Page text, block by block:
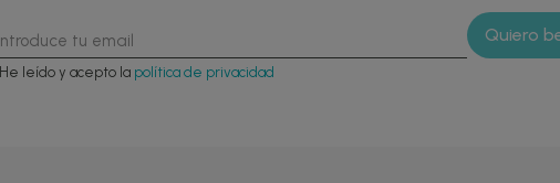
He leído y acepto la política de privacidad